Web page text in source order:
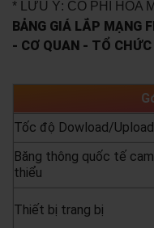
* LƯU Ý: CÓ PHÍ HÒA
BẢNG GIÁ LẮP MẠNG
- CƠ QUAN - TỔ CHỨC
Tốc độ Dowload/Upload
Băng thông quốc tế
thiểu
Thiết bị trang bị